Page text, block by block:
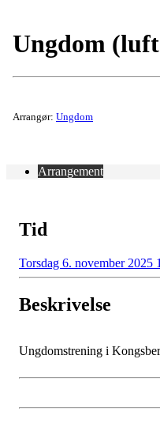
Ungdom
Arrangør: Ungdom
Arrangement
Tid
Torsdag 6. november 2025
Beskrivelse
Ungdomstrening i